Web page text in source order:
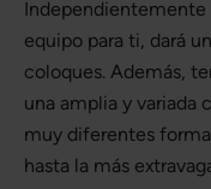
Independientemente
equipo para ti, dará
coloques. Además,
una amplia y variada
muy diferentes
hasta la más